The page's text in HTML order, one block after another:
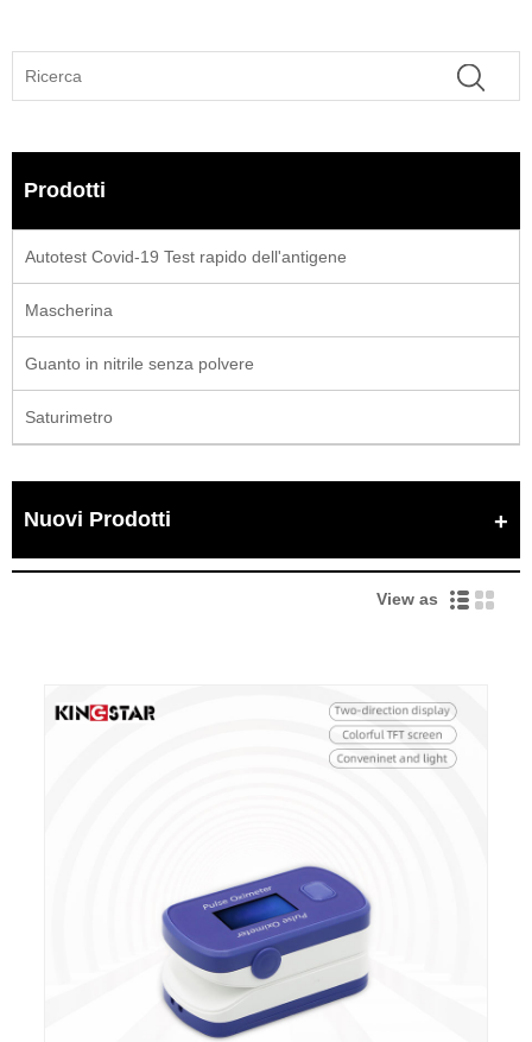
Prodotti
Autotest Covid-19 Test rapido dell'antigene
Mascherina
Guanto in nitrile senza polvere
Saturimetro
Nuovi Prodotti
View as